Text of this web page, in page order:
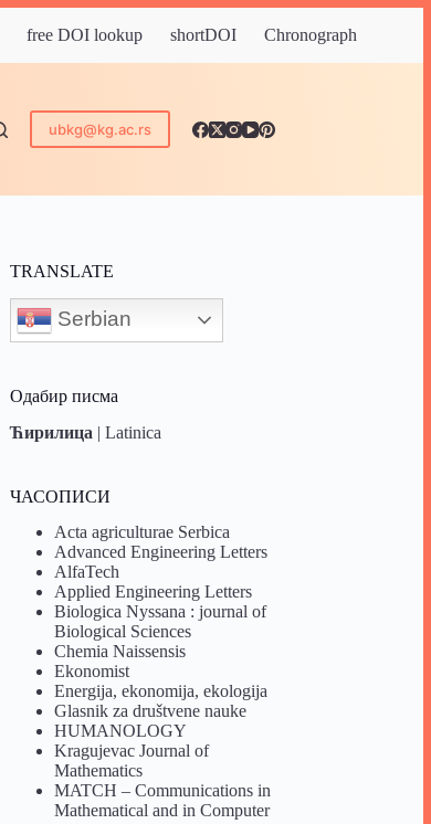
free DOI lookup shortDOI Chronograph
ubkg@kg.ac.rs
TRANSLATE
Serbian
Одабир писма
Ћирилица |Latinica
ЧАСОПИСИ
Acta agriculturae Serbica
Advanced Engineering Letters
AlfaTech
Applied Engineering Letters
Biologica Nyssana : journal of
Biological Sciences
Chemia Naissensis
Ekonomist
Energija, ekonomija, ekologija
Glasnik za društvene nauke
HUMANOLOGY
Kragujevac Journal of
Mathematics
MATCH – Communications in
Mathematical and in Computer